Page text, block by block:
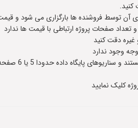
کنید.
توسط فروشنده ها بارگزاری می شود و
صفحات پروژه ارتباطی با قیمت ها ندارد
غیره دقت کنید
وجود ندارد
کلیک نمایید